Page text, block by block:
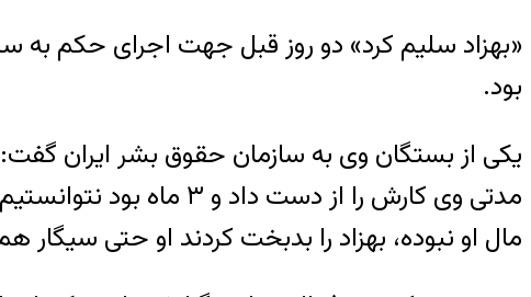
«بهزاد سلیم کرد» دو روز قبل جهت اجرای حکم به
بود.
مدتی وی کارش را از
مال او نبوده، بهزاد را بدبخت کردند او حتی